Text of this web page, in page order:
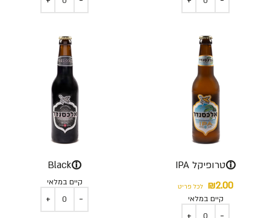
טרופיקל IPAⓘ
₪2.00 לכל פריט
קיים במלאי
Blackⓘ
קיים במלאי